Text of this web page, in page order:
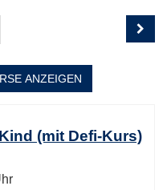
ANZEIGEN
(mit Defi-Kurs)